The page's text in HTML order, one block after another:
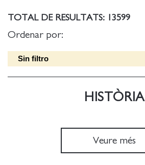
TOTAL DE RESULTATS: 13599
Ordenar por:
Sin filtro
Data edició [ASC]
HISTÒRIA
Veure més